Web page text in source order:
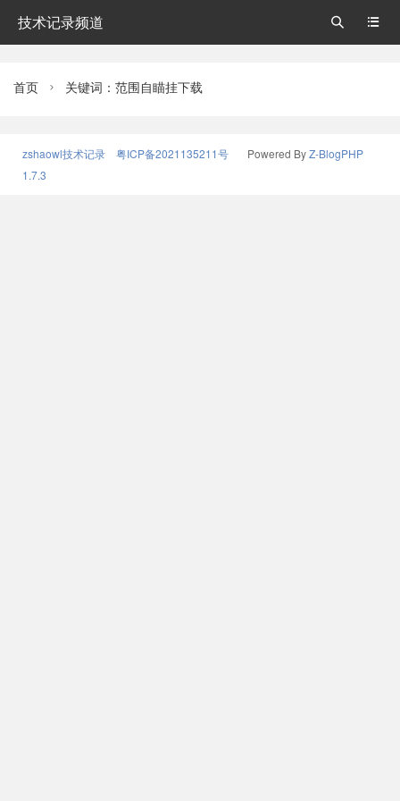
技术记录频道 

首页  关键词：范围自瞄挂下载
zshaowl技术记录 粤ICP备2021135211号 Powered ByZ-BlogPHP
1.7.3